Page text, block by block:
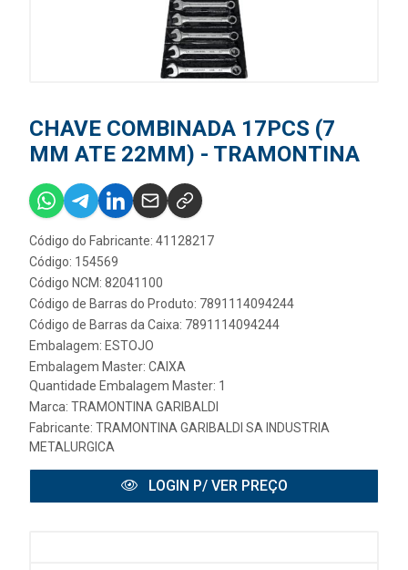
CHAVE COMBINADA 17PCS (7
MM ATE 22MM) - TRAMONTINA
Código do Fabricante: 41128217
Código: 154569
Código NCM: 82041100
Código de Barras do Produto: 7891114094244
Código de Barras da Caixa: 7891114094244
Embalagem: ESTOJO
Embalagem Master: CAIXA
Quantidade Embalagem Master: 1
Marca: TRAMONTINA GARIBALDI
Fabricante: TRAMONTINA GARIBALDI SA INDUSTRIA
METALURGICA
LOGIN P/ VER PREÇO